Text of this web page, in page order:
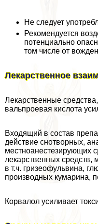
Не следует
Рекомендуется
потенциально
том числе от
Лекарственное
Лекарственные
вальпроевая кислота
Входящий в состав
действие снотворных,
местноанестезирующих
лекарственных средств,
в т.ч. гризеофульвина,
производных кумарина,
Корвалол усиливает